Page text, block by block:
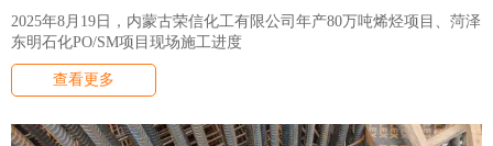
2025年8月19日，内蒙古荣信化工有限公司年产80万吨烯烃项目、菏泽
东明石化PO/SM项目现场施工进度
查看更多